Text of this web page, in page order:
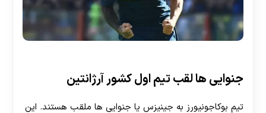
30 تا 50 درصد شارژ هدیه بیشتر فقط با ثبت نام در
جنوایی ها لقب تیم اول کشور آرژانتین
تیم بوکاجونیورز به جینیزس یا جنوایی ها ملقب هستند. این